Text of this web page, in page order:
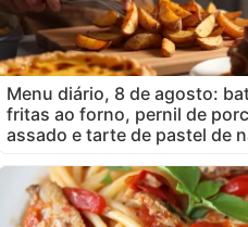
Menu diário, 8 de agosto:
fritas ao forno, pernil de
assado e tarte de pastel de